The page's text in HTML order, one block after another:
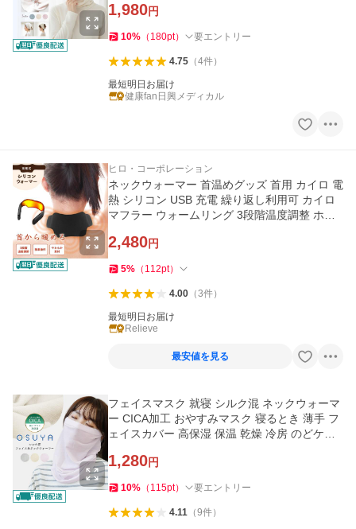
1,980円
10% （ 180pt） 要エントリー
4.75（4件）
最短明日お届け
健康fan日興メディカル
ヒロ・コーポレーション
ネックウォーマー 首温めグッズ 首用 カイロ 電
熱 シリコン USB 充電 繰り返し利用可 カイロ
マフラー ウォームリング 3段階温度調整 ホッ
2,480円
5% （ 112pt）
4.00（3件）
最短明日お届け
Relieve
最安値を見る
フェイスマスク 就寝 シルク混 ネックウォーマ
ー CICA加工 おやすみマスク 寝るとき 薄手 フ
ェイスカバー 高保湿 保温 乾燥 冷房 のどケア *
1,280円
10% （ 115pt） 要エントリー
4.11（9件）